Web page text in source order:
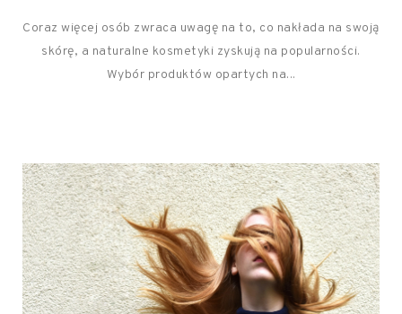
Coraz więcej osób zwraca uwagę na to, co nakłada na swoją
skórę, a naturalne kosmetyki zyskują na popularności.
Wybór produktów opartych na...